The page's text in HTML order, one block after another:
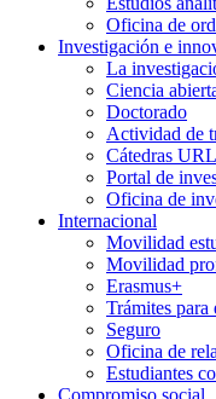
Oficina de
Investigación e
La
Ciencia
Doctorado
Actividad de
Cátedras URL
Portal de
Oficina de
Internacional
Movilidad
Movilidad
Erasmus+
Trámites para
Seguro
Oficina de
Estudiantes
Compromiso social